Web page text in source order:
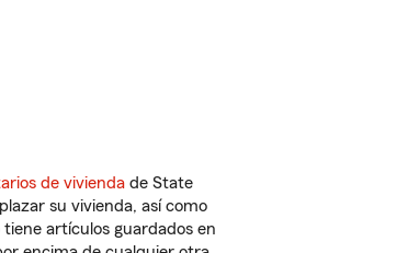
de vivienda de State
su vivienda, así como
artículos guardados en